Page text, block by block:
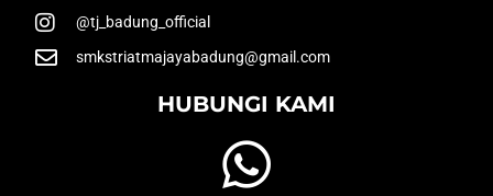
@tj_badung_official
smkstriatmajayabadung@gmail.com
HUBUNGI KAMI